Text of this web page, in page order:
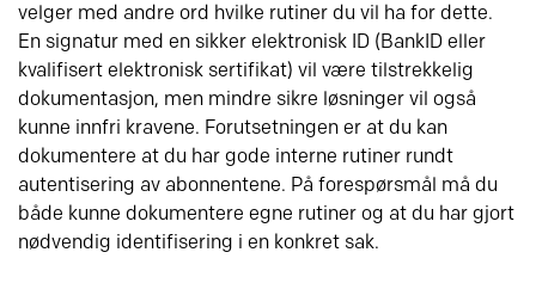
velger med andre ord hvilke rutiner du vil ha for dette.
En signatur med en sikker elektronisk ID (BankID eller
kvalifisert elektronisk sertifikat) vil være tilstrekkelig
dokumentasjon, men mindre sikre løsninger vil også
kunne innfri kravene. Forutsetningen er at du kan
dokumentere at du har gode interne rutiner rundt
autentisering av abonnentene. På forespørsmål må du
både kunne dokumentere egne rutiner og at du har gjort
nødvendig identifisering i en konkret sak.